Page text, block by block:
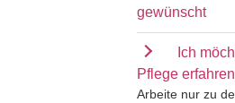
gewünscht
Ich
Pflege erfahren
Arbeite nur zu